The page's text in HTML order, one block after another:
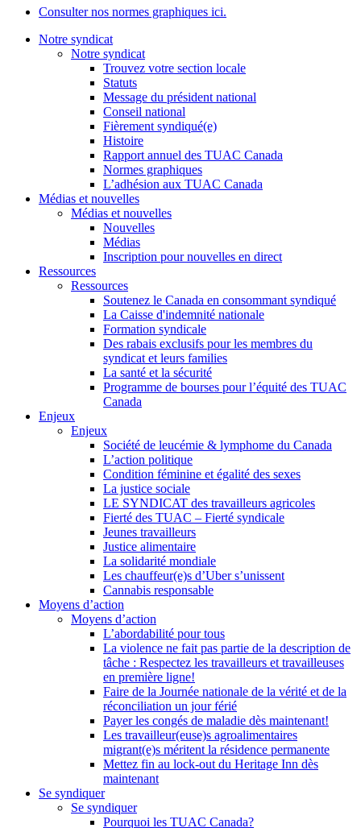
Consulter nos normes graphiques ici.
Notre syndicat
Notre syndicat
Trouvez votre section locale
Statuts
Message du président national
Conseil national
Fièrement syndiqué(e)
Histoire
Rapport annuel des TUAC Canada
Normes graphiques
L’adhésion aux TUAC Canada
Médias et nouvelles
Médias et nouvelles
Nouvelles
Médias
Inscription pour nouvelles en direct
Ressources
Ressources
Soutenez le Canada en consommant syndiqué
La Caisse d'indemnité nationale
Formation syndicale
Des rabais exclusifs pour les membres du
syndicat et leurs families
La santé et la sécurité
Programme de bourses pour l’équité des TUAC
Canada
Enjeux
Enjeux
Société de leucémie & lymphome du Canada
L’action politique
Condition féminine et égalité des sexes
La justice sociale
LE SYNDICAT des travailleurs agricoles
Fierté des TUAC – Fierté syndicale
Jeunes travailleurs
Justice alimentaire
La solidarité mondiale
Les chauffeur(e)s d’Uber s’unissent
Cannabis responsable
Moyens d’action
Moyens d’action
L’abordabilité pour tous
La violence ne fait pas partie de la description de
tâche : Respectez les travailleurs et travailleuses
en première ligne!
Faire de la Journée nationale de la vérité et de la
réconciliation un jour férié
Payer les congés de maladie dès maintenant!
Les travailleur(euse)s agroalimentaires
migrant(e)s méritent la résidence permanente
Mettez fin au lock-out du Heritage Inn dès
maintenant
Se syndiquer
Se syndiquer
Pourquoi les TUAC Canada?